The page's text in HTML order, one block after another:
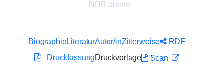
NDB-online
BiographieLiteraturAutor/inZitierweise
RDF
DruckfassungDruckvorlage
Scan